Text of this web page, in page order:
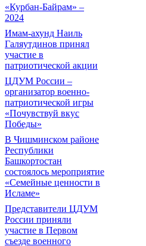
«Курбан-Байрам» –
2024
Имам-ахунд Наиль
Галяутдинов принял
участие в
патриотической акции
ЦДУМ России –
организатор военно-
патриотической игры
«Почувствуй вкус
Победы»
В Чишминском районе
Республики
Башкортостан
состоялось мероприятие
«Семейные ценности в
Исламе»
Представители ЦДУМ
России приняли
участие в Первом
съезде военного